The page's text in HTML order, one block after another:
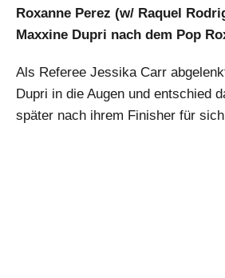
Roxanne Perez (w/ Raquel
Maxxine Dupri nach dem Pop
Als Referee Jessika Carr
Dupri in die Augen und entschied
später nach ihrem Finisher für